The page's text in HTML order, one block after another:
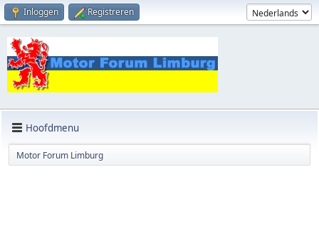
Inloggen Registreren
Hoofdmenu
Motor Forum Limburg